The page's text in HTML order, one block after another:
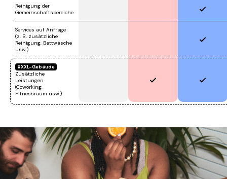
Reinigung der
Gemeinschaftsbereiche
Services auf Anfrage
(z. B. zusätzliche
Reinigung, Bettwäsche
usw.)
XXL-Gebäude
Zusätzliche
Leistungen
(Coworking,
Fitnessraum usw.)